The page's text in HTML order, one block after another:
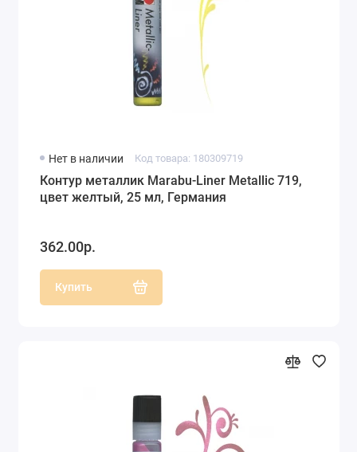
Нет в наличии Код товара: 180309719
Контур металлик Marabu-Liner Metallic 719,
цвет желтый, 25 мл, Германия
362.00р.
Купить